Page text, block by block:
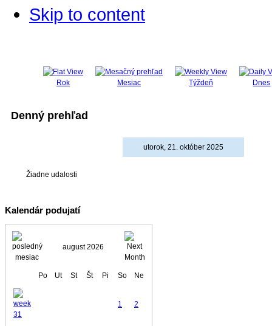
Skip to content
Rok Mesiac Týždeň Dnes
Denný prehľad
utorok, 21. október 2025
Žiadne udalosti
Kalendár podujatí
august 2026
Po Ut St Št Pi So Ne
1 2